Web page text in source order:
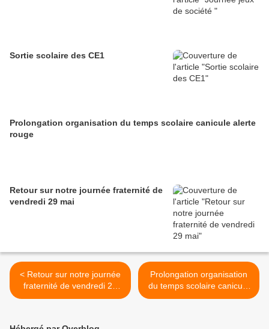
Sortie scolaire des CE1
Prolongation organisation du temps scolaire canicule alerte
rouge
Retour sur notre journée fraternité de
vendredi 29 mai
< Retour sur notre journée
fraternité de vendredi 29
mai
Prolongation organisation
du temps scolaire canicule
alerte rouge >